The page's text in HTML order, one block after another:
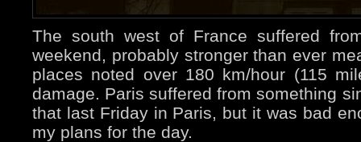
The south west of France suffered
weekend, probably stronger than ever
places noted over 180 km/hour (115
damage. Paris suffered from something
that last Friday in Paris, but it was bad
my plans for the day.